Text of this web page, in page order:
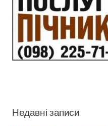
Недавні записи